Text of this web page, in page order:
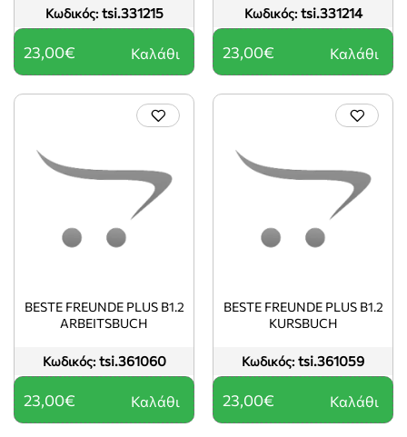
Κωδικός: tsi.331215
23,00€ Καλάθι
Κωδικός: tsi.331214
23,00€ Καλάθι
Κωδικός: tsi.361060
BESTE FREUNDE PLUS B1.2
ARBEITSBUCH
23,00€ Καλάθι
Κωδικός: tsi.361059
BESTE FREUNDE PLUS B1.2
KURSBUCH
23,00€ Καλάθι